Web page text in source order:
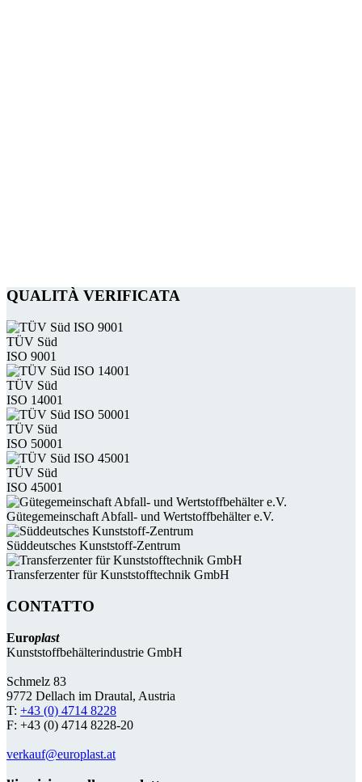
QUALITÀ VERIFICATA
TÜV Süd
ISO 9001
TÜV Süd
ISO 14001
TÜV Süd
ISO 50001
TÜV Süd
ISO 45001
Güte­gemein­schaft Abfall- und Wert­stoff­behälter e.V.
Süddeutsches Kunststoff-Zentrum
Transferzenter für Kunststoff­technik GmbH
CONTATTO
Europlast
Kunststoffbehälterindustrie GmbH
Schmelz 83
9772 Dellach im Drautal, Austria
T: +43 (0) 4714 8228
F: +43 (0) 4714 8228-20
verkauf@europlast.at